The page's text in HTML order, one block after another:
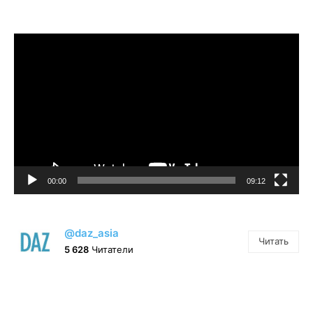
00:00 09:12
@daz_asia
5 628 Читатели
Читать